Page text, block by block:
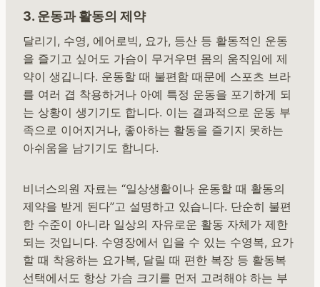
3. 운동과 활동의 제약
달리기, 수영, 에어로빅, 요가, 등산 등 활동적인 운동
을 즐기고 싶어도 가슴이 무거우면 몸의 움직임에 제
약이 생깁니다. 운동할 때 불편함 때문에 스포츠 브라
를 여러 겹 착용하거나 아예 특정 운동을 포기하게 되
는 상황이 생기기도 합니다. 이는 결과적으로 운동 부
족으로 이어지거나, 좋아하는 활동을 즐기지 못하는
아쉬움을 남기기도 합니다.
비너스의원 자료는 “일상생활이나 운동할 때 활동의
제약을 받게 된다”고 설명하고 있습니다. 단순히 불편
한 수준이 아니라 일상의 자유로운 활동 자체가 제한
되는 것입니다. 수영장에서 입을 수 있는 수영복, 요가
할 때 착용하는 요가복, 달릴 때 편한 복장 등 활동복
선택에서도 항상 가슴 크기를 먼저 고려해야 하는 부